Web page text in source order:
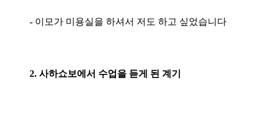
- ​이모가 미용실을 하셔서 저도 하고 싶었습니다​
2. 사하쇼보에서 수업을 듣게 된 계기